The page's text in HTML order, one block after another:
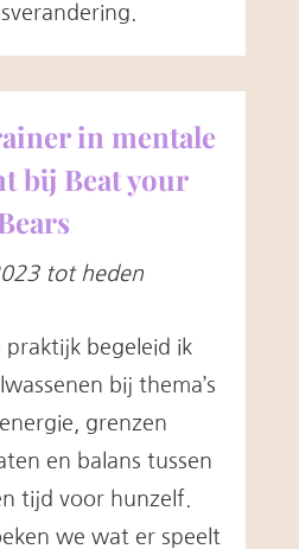
in mentale
bij Beat your
tot heden
praktijk begeleid ik
bij thema’s
grenzen
en balans tussen
tijd voor hunzelf.
we wat er speelt